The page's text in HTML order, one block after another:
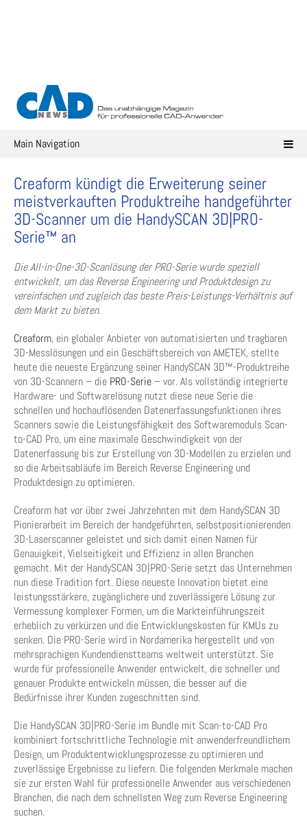
Main Navigation
Creaform kündigt die Erweiterung seiner
meistverkauften Produktreihe handgeführter
3D-Scanner um die HandySCAN 3D|PRO-
Serie™ an
Die All-in-One-3D-Scanlösung der PRO-Serie wurde speziell
entwickelt, um das Reverse Engineering und Produktdesign zu
vereinfachen und zugleich das beste Preis-Leistungs-Verhältnis auf
dem Markt zu bieten.
Creaform, ein globaler Anbieter von automatisierten und tragbaren
3D-Messlösungen und ein Geschäftsbereich von AMETEK, stellte
heute die neueste Ergänzung seiner HandySCAN 3D™-Produktreihe
von 3D-Scannern – die PRO-Serie– vor. Als vollständig integrierte
Hardware- und Softwarelösung nutzt diese neue Serie die
schnellen und hochauflösenden Datenerfassungsfunktionen ihres
Scanners sowie die Leistungsfähigkeit des Softwaremoduls Scan-
to-CAD Pro, um eine maximale Geschwindigkeit von der
Datenerfassung bis zur Erstellung von 3D-Modellen zu erzielen und
so die Arbeitsabläufe im Bereich Reverse Engineering und
Produktdesign zu optimieren.
Creaform hat vor über zwei Jahrzehnten mit dem HandySCAN 3D
Pionierarbeit im Bereich der handgeführten, selbstpositionierenden
3D-Laserscanner geleistet und sich damit einen Namen für
Genauigkeit, Vielseitigkeit und Effizienz in allen Branchen
gemacht. Mit der HandySCAN 3D|PRO-Serie setzt das Unternehmen
nun diese Tradition fort. Diese neueste Innovation bietet eine
leistungsstärkere, zugänglichere und zuverlässigere Lösung zur
Vermessung komplexer Formen, um die Markteinführungszeit
erheblich zu verkürzen und die Entwicklungskosten für KMUs zu
senken. Die PRO-Serie wird in Nordamerika hergestellt und von
mehrsprachigen Kundendienstteams weltweit unterstützt. Sie
wurde für professionelle Anwender entwickelt, die schneller und
genauer Produkte entwickeln müssen, die besser auf die
Bedürfnisse ihrer Kunden zugeschnitten sind.
Die HandySCAN 3D|PRO-Serie im Bundle mit Scan-to-CAD Pro
kombiniert fortschrittliche Technologie mit anwenderfreundlichem
Design, um Produktentwicklungsprozesse zu optimieren und
zuverlässige Ergebnisse zu liefern. Die folgenden Merkmale machen
sie zur ersten Wahl für professionelle Anwender aus verschiedenen
Branchen, die nach dem schnellsten Weg zum Reverse Engineering
suchen.